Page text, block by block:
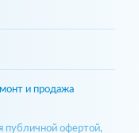
и продажа
публичной офертой,